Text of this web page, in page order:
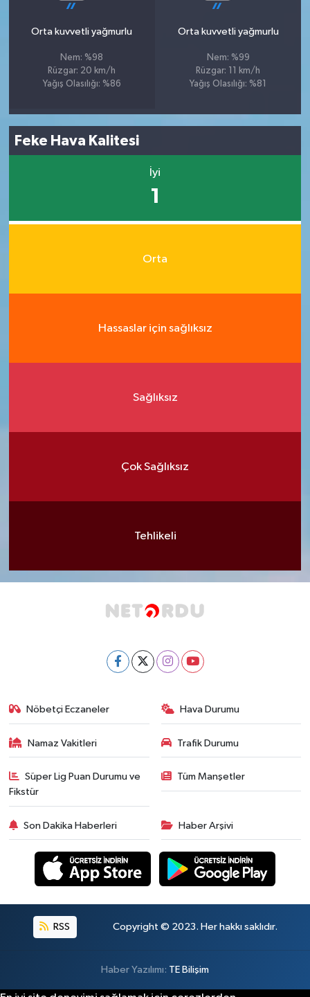
Orta kuvvetli yağmurlu
Nem: %98
Rüzgar: 20 km/h
Yağış Olasılığı: %86
Orta kuvvetli yağmurlu
Nem: %99
Rüzgar: 11 km/h
Yağış Olasılığı: %81
Feke Hava Kalitesi
İyi
1
Orta
Hassaslar için sağlıksız
Sağlıksız
Çok Sağlıksız
Tehlikeli
Nöbetçi Eczaneler Hava Durumu
Namaz Vakitleri Trafik Durumu
Süper Lig Puan Durumu ve
Fikstür
Tüm Manşetler
Son Dakika Haberleri Haber Arşivi
RSS Copyright © 2023. Her hakkı saklıdır.
Haber Yazılımı: TE Bilişim